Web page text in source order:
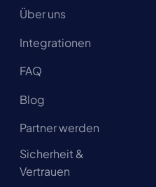
Über uns
Integrationen
FAQ
Blog
Partner werden
Sicherheit &
Vertrauen